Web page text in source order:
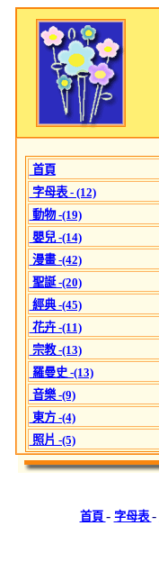
首頁
字母表 - (12)
動物 -(19)
嬰兒 -(14)
漫畫 -(42)
聖誕 -(20)
經典 -(45)
花卉 -(11)
宗教 -(13)
羅曼史 -(13)
音樂 -(9)
東方 -(4)
照片 -(5)
首頁 - 字母表 -